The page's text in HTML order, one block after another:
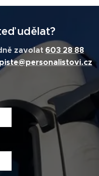
udělat?
zavolat 603 28 88